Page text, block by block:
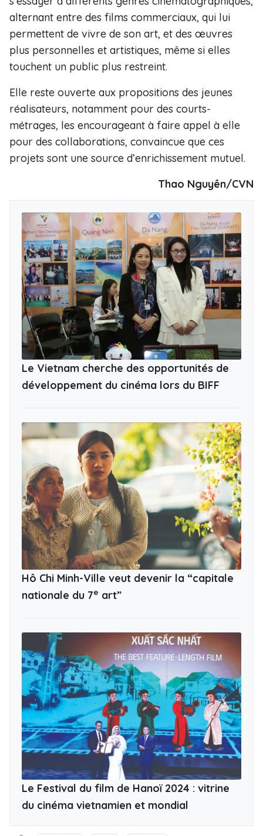
alternant entre des films commerciaux, qui lui
permettent de vivre de son art, et des œuvres
plus personnelles et artistiques, même si elles
touchent un public plus restreint.
Elle reste ouverte aux propositions des jeunes
réalisateurs, notamment pour des courts-
métrages, les encourageant à faire appel à elle
pour des collaborations, convaincue que ces
projets sont une source d’enrichissement mutuel.
Thao Nguyên/CVN
Le Vietnam cherche des opportunités de
développement du cinéma lors du BIFF
Hô Chi Minh-Ville veut devenir la “capitale
nationale du 7e art”
Le Festival du film de Hanoï 2024 : vitrine
du cinéma vietnamien et mondial